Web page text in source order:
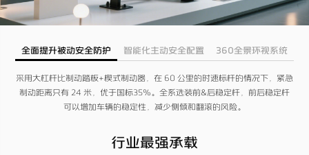
全面提升被动安全防护 智能化主动安全配置 360全景环视系统
采用大杠杆比制动踏板+楔式制动器，在 60 公里的时速标杆的情况下，紧急
制动距离只有 24 米，优于国标35%。全系选装前&后稳定杆，前后稳定杆
可以增加车辆的稳定性，减少侧倾和翻滚的风险。
行业最强承载